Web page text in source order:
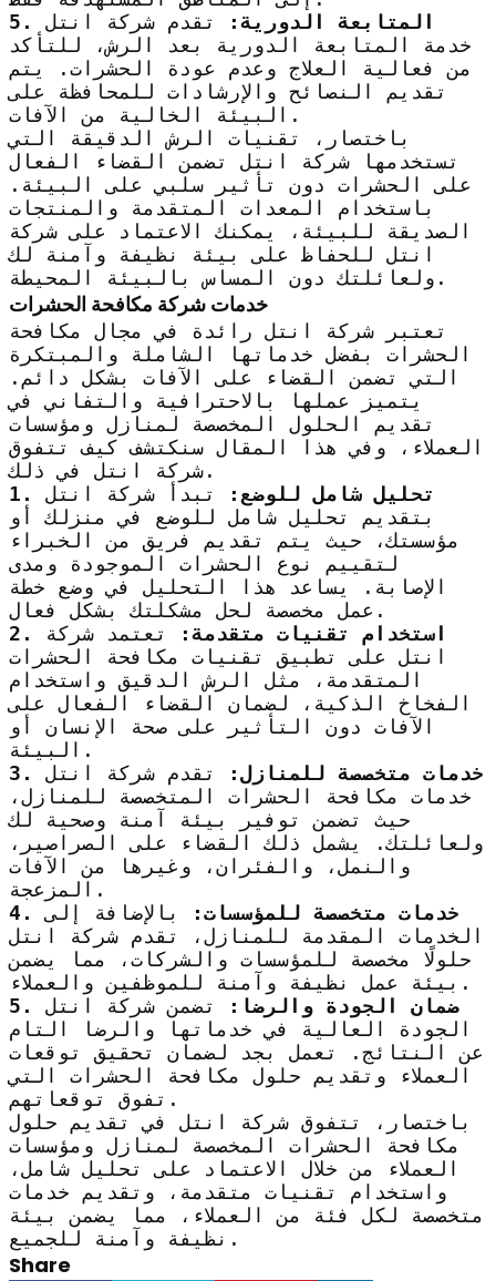
5. المتابعة الدورية:
تقدم شركة انتل
خدمة المتابعة الدورية بعد الرش، للتأكد
من فعالية العلاج وعدم عودة الحشرات. يتم
تقديم النصائح والإرشادات للمحافظة على
البيئة الخالية من الآفات.
باختصار، تقنيات الرش الدقيقة التي
تستخدمها شركة انتل تضمن القضاء الفعال
على الحشرات دون تأثير سلبي على البيئة.
باستخدام المعدات المتقدمة والمنتجات
الصديقة للبيئة، يمكنك الاعتماد على شركة
انتل للحفاظ على بيئة نظيفة وآمنة لك
ولعائلتك دون المساس بالبيئة المحيطة.
خدمات شركة مكافحة الحشرات
تعتبر شركة انتل رائدة في مجال مكافحة
الحشرات بفضل خدماتها الشاملة والمبتكرة
التي تضمن القضاء على الآفات بشكل دائم.
يتميز عملها بالاحترافية والتفاني في
تقديم الحلول المخصصة لمنازل ومؤسسات
العملاء، وفي هذا المقال سنكتشف كيف تتفوق
شركة انتل في ذلك.
1. تحليل شامل للوضع:
تبدأ شركة انتل
بتقديم تحليل شامل للوضع في منزلك أو
مؤسستك، حيث يتم تقديم فريق من الخبراء
لتقييم نوع الحشرات الموجودة ومدى
الإصابة. يساعد هذا التحليل في وضع خطة
عمل مخصصة لحل مشكلتك بشكل فعال.
2. استخدام تقنيات متقدمة:
تعتمد شركة
انتل على تطبيق تقنيات مكافحة الحشرات
المتقدمة، مثل الرش الدقيق واستخدام
الفخاخ الذكية، لضمان القضاء الفعال على
الآفات دون التأثير على صحة الإنسان أو
البيئة.
3. خدمات متخصصة للمنازل:
تقدم شركة انتل
خدمات مكافحة الحشرات المتخصصة للمنازل،
حيث تضمن توفير بيئة آمنة وصحية لك
ولعائلتك. يشمل ذلك القضاء على الصراصير،
والنمل، والفئران، وغيرها من الآفات
المزعجة.
4. خدمات متخصصة للمؤسسات:
بالإضافة إلى
الخدمات المقدمة للمنازل، تقدم شركة انتل
حلولًا مخصصة للمؤسسات والشركات، مما يضمن
بيئة عمل نظيفة وآمنة للموظفين والعملاء.
5. ضمان الجودة والرضا:
تضمن شركة انتل
الجودة العالية في خدماتها والرضا التام
عن النتائج. تعمل بجد لضمان تحقيق توقعات
العملاء وتقديم حلول مكافحة الحشرات التي
تفوق توقعاتهم.
باختصار، تتفوق شركة انتل في تقديم حلول
مكافحة الحشرات المخصصة لمنازل ومؤسسات
العملاء من خلال الاعتماد على تحليل شامل،
واستخدام تقنيات متقدمة، وتقديم خدمات
متخصصة لكل فئة من العملاء، مما يضمن بيئة
نظيفة وآمنة للجميع.
Share